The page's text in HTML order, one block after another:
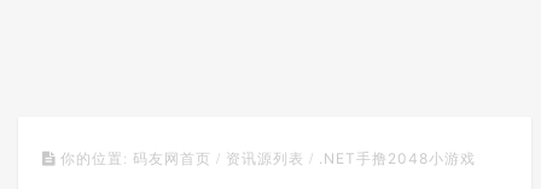
你的位置: 码友网首页 / 资讯源列表 / .NET手撸2048小游戏